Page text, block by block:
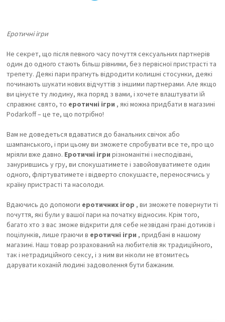
Еротичні ігри
Не секрет, що після певного часу почуття сексуальних партнерів
один до одного стають більш рівними, без первісної пристрасті та
трепету.Деякі пари прагнуть відродити колишні стосунки, деякі
починають шукати нових відчуттів з іншими партнерами.Але якщо
ви цінуєте ту людину, яка поряд з вами, і хочете влаштувати їй
справжнє свято, то еротичні ігри , які можна придбати в магазині
Podarkoff – це те, що потрібно!
Вам не доведеться вдаватися до банальних свічок або
шампанського, і при цьому ви зможете спробувати все те, про що
мріяли вже давно. Еротичні ігри різноманітні і несподівані,
занурившись у гру, ви спокушатимете і завойовуватимете один
одного, фліртуватимете і відверто спокушаєте, переносячись у
країну пристрасті та насолоди.
Вдаючись до допомоги еротичних ігор , ви зможете повернути ті
почуття, які були у вашої пари на початку відносин.Крім того,
багато хто з вас зможе відкрити для себе незвідані грані дотиків і
поцілунків, лише граючи в еротичні ігри , придбані в нашому
магазині.Наш товар розрахований на любителів як традиційного,
так і нетрадиційного сексу, і з ним ви ніколи не втомитесь
дарувати коханій людині задоволення бути бажаним.